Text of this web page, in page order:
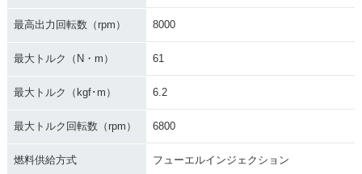
0・新登場
最高出力回転数（rpm） 8000
最大トルク（N・m） 61
最大トルク（kgf･m） 6.2
最大トルク回転数（rpm） 6800
燃料供給方式 フューエルインジェクション